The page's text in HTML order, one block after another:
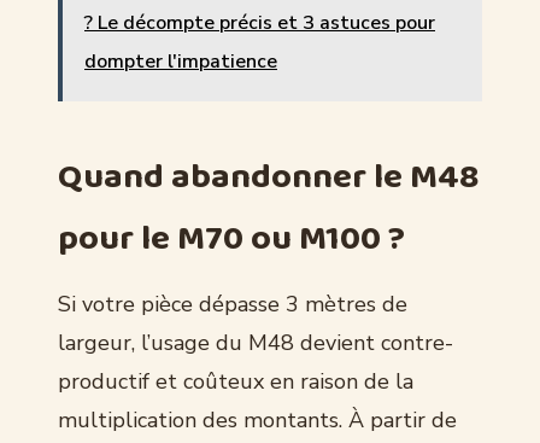
? Le décompte précis et 3 astuces pour
dompter l'impatience
Quand abandonner le M48
pour le M70 ou M100 ?
Si votre pièce dépasse 3 mètres de
largeur, l’usage du M48 devient contre-
productif et coûteux en raison de la
multiplication des montants. À partir de